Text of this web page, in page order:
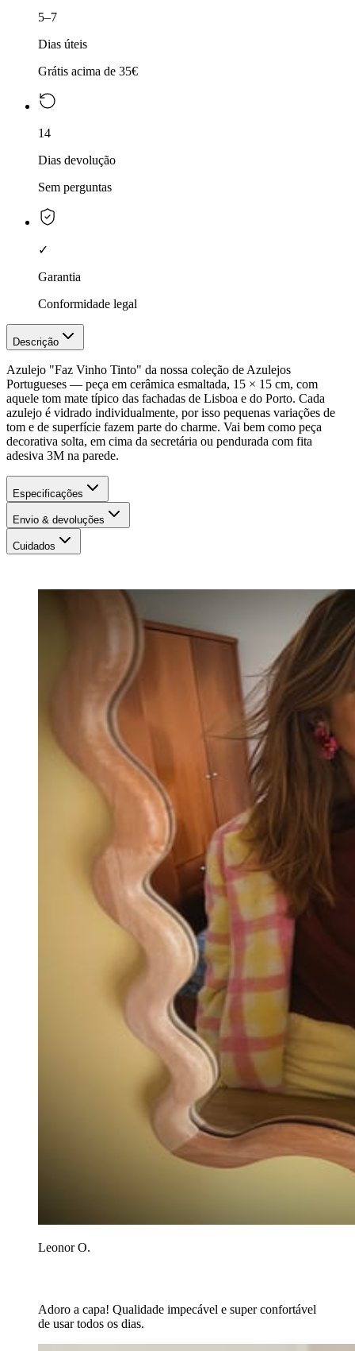
5–7
Dias úteis
Grátis acima de 35€
14
Dias devolução
Sem perguntas
✓
Garantia
Conformidade legal
Descrição
Azulejo "Faz Vinho Tinto" da nossa coleção de Azulejos
Portugueses — peça em cerâmica esmaltada, 15 × 15 cm, com
aquele tom mate típico das fachadas de Lisboa e do Porto. Cada
azulejo é vidrado individualmente, por isso pequenas variações de
tom e de superfície fazem parte do charme. Vai bem como peça
decorativa solta, em cima da secretária ou pendurada com fita
adesiva 3M na parede.
Especificações
Envio & devoluções
Cuidados
Leonor O.
Adoro a capa! Qualidade impecável e super confortável
de usar todos os dias.